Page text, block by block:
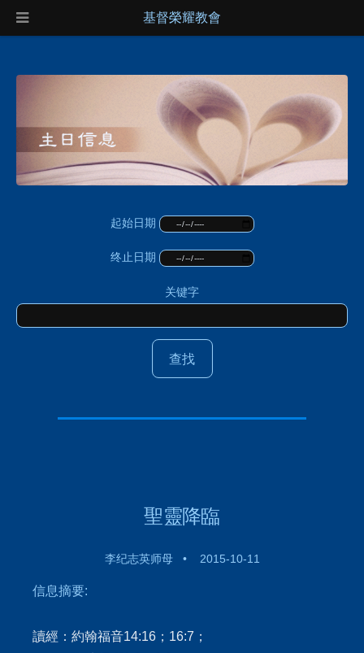
起始日期
终止日期
关键字
聖靈降臨
李纪志英师母 • 2015-10-11
信息摘要:
讀經：約翰福音14:16；16:7；
基督榮耀教會